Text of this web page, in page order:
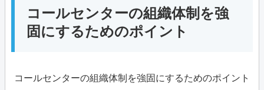
コールセンターの組織体制を強
固にするためのポイント
コールセンターの組織体制を強固にするためのポイント